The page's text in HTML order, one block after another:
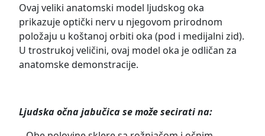
Ovaj veliki anatomski model ljudskog oka
prikazuje optički nerv u njegovom prirodnom
položaju u koštanoj orbiti oka (pod i medijalni zid).
U trostrukoj veličini, ovaj model oka je odličan za
anatomske demonstracije.
Ljudska očna jabučica se može secirati na: